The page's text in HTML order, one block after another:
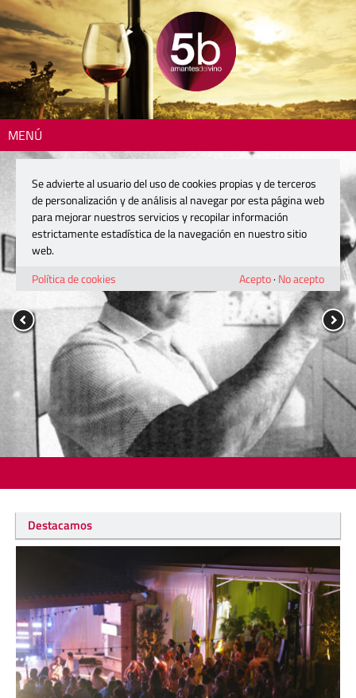
MENÚ
Destacamos
Se advierte al usuario del uso de cookies propias y de terceros
de personalización y de análisis al navegar por esta página web
para mejorar nuestros servicios y recopilar información
estrictamente estadística de la navegación en nuestro sitio
web.
Política de cookies
Acepto· No acepto